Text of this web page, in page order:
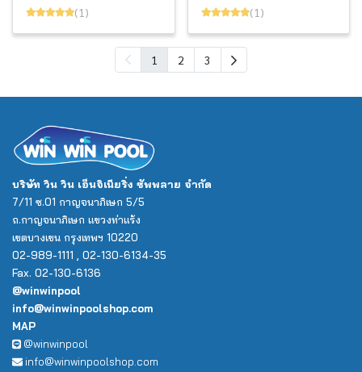
(1) (1)
1 2 3
บริษัท วิน วิน เอ็นจิเนียริ่ง ซัพพลาย จำกัด
7/11 ซ.01 กาญจนาภิเษก 5/5
ถ.กาญจนาภิเษก แขวงท่าแร้ง
เขตบางเขน กรุงเทพฯ 10220
02-989-1111 , 02-130-6134-35
Fax. 02-130-6136
@winwinpool
info@winwinpoolshop.com
MAP
@winwinpool
info@winwinpoolshop.com